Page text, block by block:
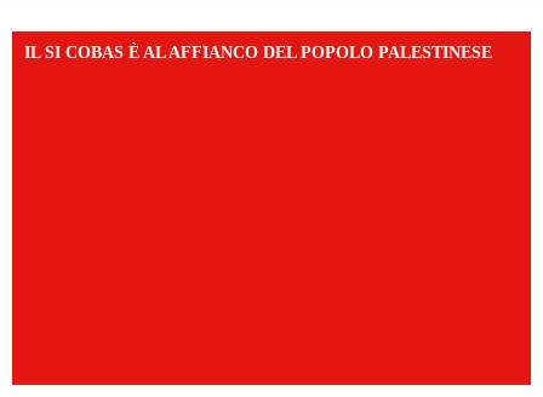
IL SI COBAS È AL AFFIANCO DEL POPOLO PALESTINESE